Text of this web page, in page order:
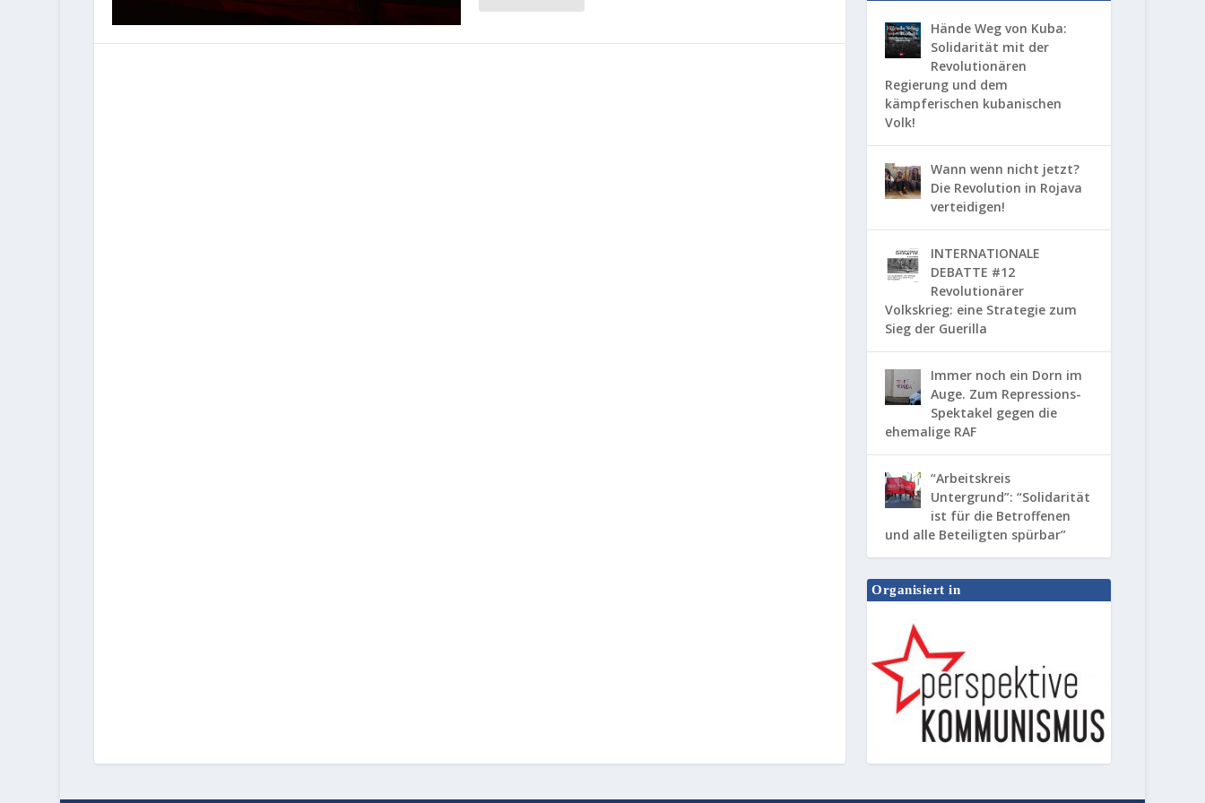
Hände Weg von Kuba:
Solidarität mit der
Revolutionären
Regierung und dem
kämpferischen kubanischen
Volk!
Wann wenn nicht jetzt?
Die Revolution in Rojava
verteidigen!
INTERNATIONALE
DEBATTE #12
Revolutionärer
Volkskrieg: eine Strategie zum
Sieg der Guerilla
Immer noch ein Dorn im
Auge. Zum Repressions-
Spektakel gegen die
ehemalige RAF
“Arbeitskreis
Untergrund”: “Solidarität
ist für die Betroffenen
und alle Beteiligten spürbar”
Organisiert in